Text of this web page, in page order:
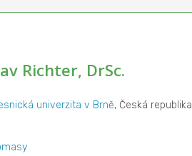
Richter, DrSc.
univerzita v Brně, Česká republika